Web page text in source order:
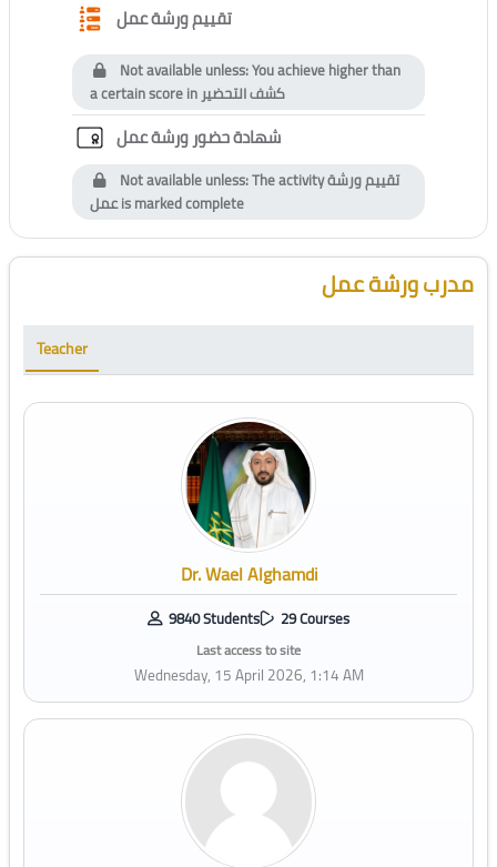
تقييم ورشة عملQuestionnaire
Not available unless: You achieve higher than
a certain score inكشف التحضير
شهادة حضور ورشة عملCustom certificate
Not available unless: The activityتقييم ورشة
عملis marked complete
Blocks
Skip [Cocoon] Course Instructor مدرب ورشة عمل
Teacher
Dr. Wael Alghamdi
9840 Students 29 Courses
Last access to site
Wednesday, 15 April 2026, 1:14 AM